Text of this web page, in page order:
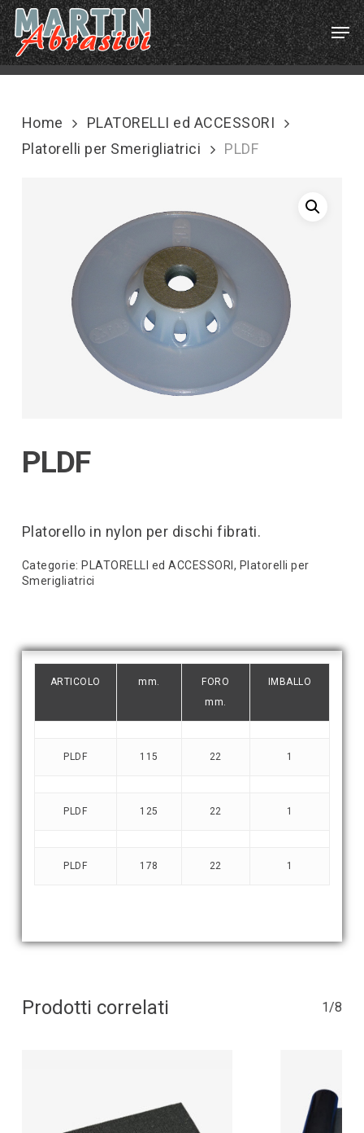
Skip
to
main
content
Home
PLATORELLI ed ACCESSORI
Platorelli per Smerigliatrici
PLDF
PLDF
Platorello in nylon per dischi fibrati.
Categorie: PLATORELLI ed ACCESSORI , Platorelli per
Smerigliatrici
ARTICOLO mm.
FORO
mm.
IMBALLO
PLDF 115 22 1
PLDF 125 22 1
PLDF 178 22 1
Prodotti correlati 1/8
Menu